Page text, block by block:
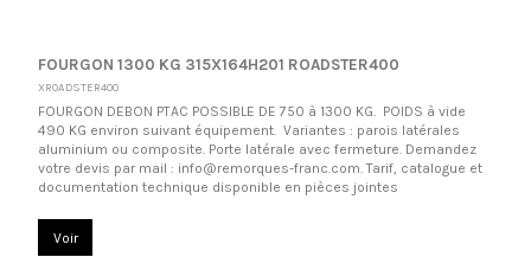
FOURGON 1300 KG 315X164H201 ROADSTER400
XROADSTER400
FOURGON DEBON PTAC POSSIBLE DE 750 à 1300 KG. POIDS à vide
490 KG environ suivant équipement. Variantes : parois latérales
aluminium ou composite. Porte latérale avec fermeture. Demandez
votre devis par mail : info@remorques-franc.com. Tarif, catalogue et
documentation technique disponible en pièces jointes
Voir